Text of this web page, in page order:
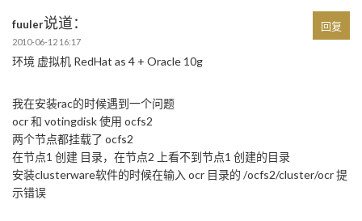
fuuler说道：
2010-06-12 16:17
环境 虚拟机 RedHat as 4 + Oracle 10g
我在安装rac的时候遇到一个问题
ocr 和 votingdisk 使用 ocfs2
两个节点都挂载了 ocfs2
在节点1 创建 目录，在节点2 上看不到节点1 创建的目录
安装clusterware软件的时候在输入 ocr 目录的 /ocfs2/cluster/ocr 提
示错误
回复